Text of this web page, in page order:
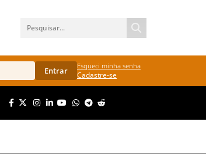
Entrar Esqueci minha senha
Cadastre-se